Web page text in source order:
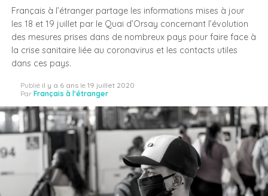
Français à l’étranger partage les informations mises à jour
les 18 et 19 juillet par le Quai d’Orsay concernant l’évolution
des mesures prises dans de nombreux pays pour faire face à
la crise sanitaire liée au coronavirus et les contacts utiles
dans ces pays.
Publié il y a 6 ans le 19 juillet 2020
Par Français à l'étranger